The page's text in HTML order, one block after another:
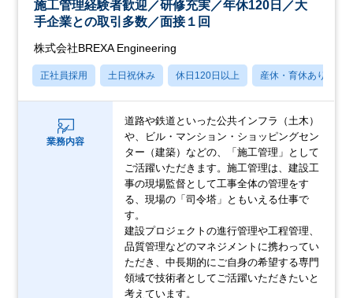
施工管理経験者歓迎／研修充実／年休120日／大
手企業との取引多数／面接１回
株式会社BREXA Engineering
正社員採用 土日祝休み 休日120日以上 産休・育休あり
業務内容
道路や鉄道といった公共インフラ（土木）
や、ビル・マンション・ショッピングセン
ター（建築）などの、「施工管理」として
ご活躍いただきます。施工管理は、建設工
事の現場監督として工事全体の管理をす
る、現場の「司令塔」ともいえる仕事で
す。
建設プロジェクトの進行管理や工程管理、
品質管理などのマネジメントに携わってい
ただき、中長期的にご自身の希望する専門
領域で技術者としてご活躍いただきたいと
考えています。